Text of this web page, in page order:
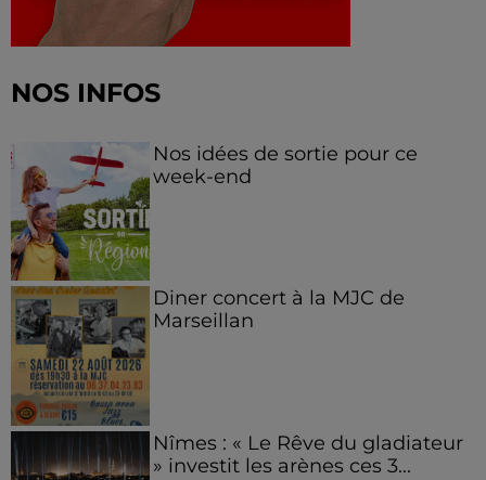
NOS INFOS
Nos idées de sortie pour ce
week-end
Diner concert à la MJC de
Marseillan
Nîmes : « Le Rêve du gladiateur
» investit les arènes ces 3...